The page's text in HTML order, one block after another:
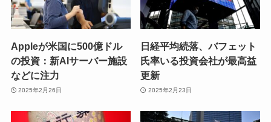
Appleが米国に500億ドル
の投資：新AIサーバー施設
などに注力
2025年2月26日
日経平均続落、バフェット
氏率いる投資会社が最高益
更新
2025年2月23日